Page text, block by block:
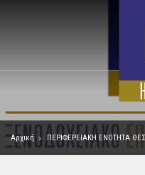
Αρχική ΠΕΡΙΦΕΡΕΙΑΚΗ ΕΝΟΤΗΤΑ